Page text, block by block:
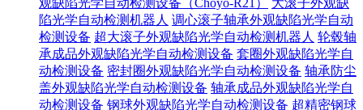
观缺陷光学自动检测设备（Choyo-R21）
大滚子外观缺
陷光学自动检测机器人 调心滚子轴承外观缺陷光学自动
检测设备 超大滚子外观缺陷光学自动检测机器人 轮毂轴
承成品外观缺陷光学自动检测设备 套圈外观缺陷光学自
动检测设备 密封圈外观缺陷光学自动检测设备 轴承防尘
盖外观缺陷光学自动检测设备 轴承成品外观缺陷光学自
动检测设备 钢球外观缺陷光学自动检测设备 超精密钢球